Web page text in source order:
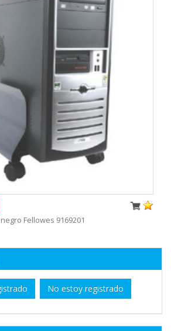
Fellowes 9169201
No estoy registrado